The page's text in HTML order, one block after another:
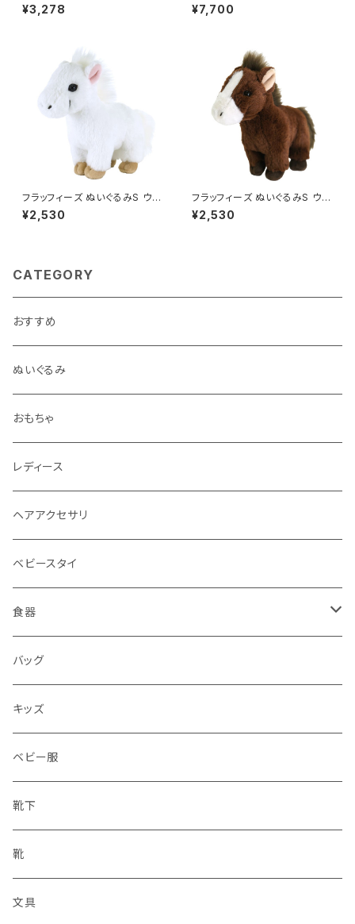
ゴールドチェーン付きマスコット
ベリエちゃん
¥3,278 nsai
¥7,700
フラッフィーズ ぬいぐるみS ウ
マ/WH
¥2,530
フラッフィーズ ぬいぐるみS ウ
マ/BR
¥2,530
CATEGORY
おすすめ
ぬいぐるみ
おもちゃ
レディース
ヘアアクセサリ
ベビースタイ
食器
水筒
水筒
バッグ
キッズ
ベビー服
靴下
靴
文具